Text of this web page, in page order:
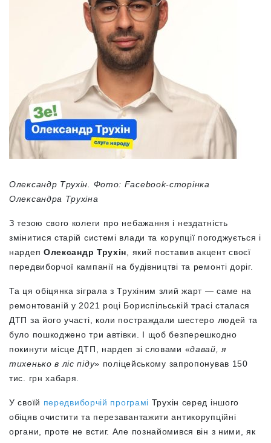
Олександр Трухін. Фото: Facebook-сторінка
Олександра Трухіна
З тезою свого колеги про небажання і нездатність
змінитися старій системі влади та корупції погоджується і
нардеп Олександр Трухін , який поставив акцент своєї
передвиборчої кампанії на будівництві та ремонті доріг.
Та ця обіцянка зіграла з Трухіним злий жарт — саме на
ремонтованій у 2021 році Бориспільській трасі сталася
ДТП за його участі, коли постраждали шестеро людей та
було пошкоджено три автівки. І щоб безперешкодно
покинути місце ДТП, нардеп зі словами «давай, я
тихенько в ліс піду» поліцейському запропонував 150
тис. грн хабаря.
У своїй передвиборчій програмі Трухін серед іншого
обіцяв очистити та перезавантажити антикорупційні
органи, проте не встиг. Але познайомився він з ними, як